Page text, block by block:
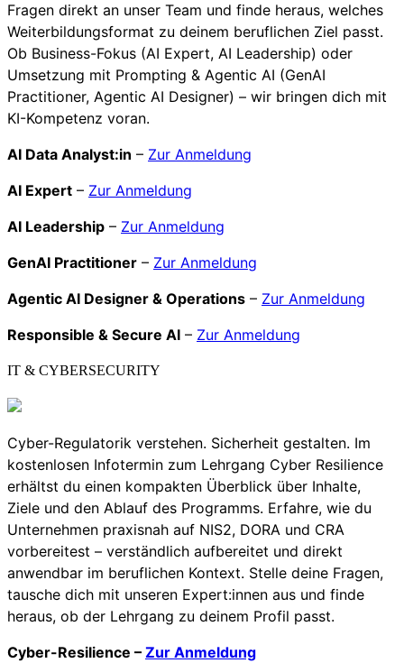
Fragen direkt an unser Team und finde heraus, welches
Weiterbildungsformat zu deinem beruflichen Ziel passt.
Ob Business-Fokus (AI Expert, AI Leadership) oder
Umsetzung mit Prompting & Agentic AI (GenAI
Practitioner, Agentic AI Designer) – wir bringen dich mit
KI-Kompetenz voran.
AI Data Analyst:in – Zur Anmeldung
AI Expert – Zur Anmeldung
AI Leadership – Zur Anmeldung
GenAI Practitioner – Zur Anmeldung
Agentic AI Designer & Operations – Zur Anmeldung
Responsible & Secure AI – Zur Anmeldung
IT & CYBERSECURITY
Cyber-Regulatorik verstehen. Sicherheit gestalten. Im
kostenlosen Infotermin zum Lehrgang Cyber Resilience
erhältst du einen kompakten Überblick über Inhalte,
Ziele und den Ablauf des Programms. Erfahre, wie du
Unternehmen praxisnah auf NIS2, DORA und CRA
vorbereitest – verständlich aufbereitet und direkt
anwendbar im beruflichen Kontext. Stelle deine Fragen,
tausche dich mit unseren Expert:innen aus und finde
heraus, ob der Lehrgang zu deinem Profil passt.
Cyber-Resilience – Zur Anmeldung